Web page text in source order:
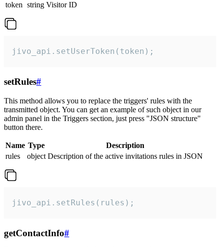
token string Visitor ID
jivo_api.setUserToken(token);
setRules#
This method allows you to replace the triggers' rules with the
transmitted object. You can get an example of such object in our
admin panel in the Triggers section, just press "JSON structure"
button there.
Name Type
Description
rules
object Description of the active invitations rules in JSON
jivo_api.setRules(rules);
getContactInfo#